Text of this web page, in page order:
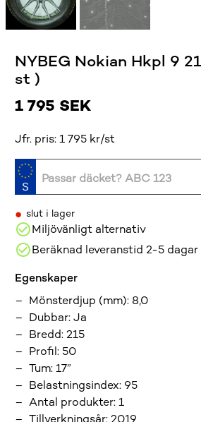
NYBEG Nokian Hkpl 9
st )
1 795 SEK
Jfr. pris: 1 795 kr/st
• slut i lager
Miljövänligt alternativ
Beräknad leveranstid 2-5 dagar
Egenskaper
Mönsterdjup (mm): 8,0
Dubbar:Ja
Bredd:215
Profil: 50
Tum:17”
Belastningsindex: 95
Antal produkter:1
Tillverkningsår:2019